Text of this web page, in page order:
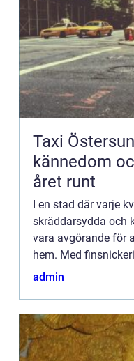
Taxi Östersund trygghet,
kännedom
året runt
I en stad där varje
skräddarsydda och
vara avgörande för
hem. Med
att förvandla di...
admin